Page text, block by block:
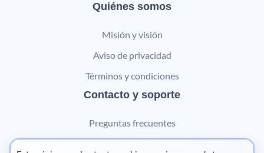
Quiénes somos
Misión y visión
Aviso de privacidad
Términos y condiciones
Contacto y soporte
Preguntas frecuentes
Contáctanos